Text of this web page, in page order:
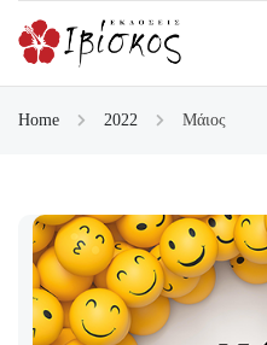
Home 2022 Μάιος